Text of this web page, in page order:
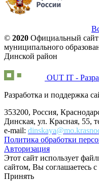
© 2020 Официальный сайт
муниципального
Динской район
OUT IT -
Разработка и поддержка
353200, Россия,
Динская, ул. Красная, 55,
e-mail:
Политика обработки
Авторизация
Этот сайт использует
сайтом, Вы соглашаетесь
Принять